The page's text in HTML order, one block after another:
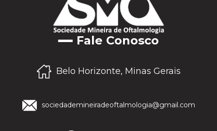
Fale Conosco
Belo Horizonte, Minas Gerais
sociedademineiradeoftalmologia@gmail.com